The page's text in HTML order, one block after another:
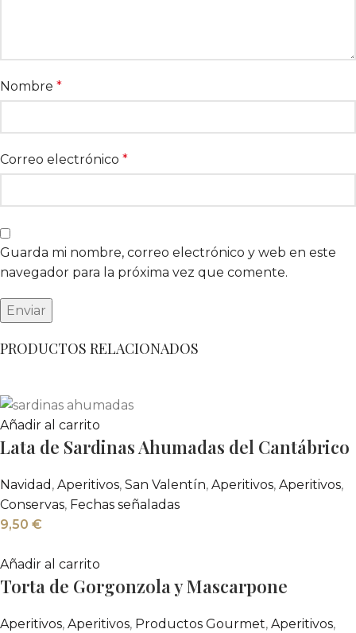
Nombre *
Correo electrónico *
Guarda mi nombre, correo electrónico y web en este
navegador para la próxima vez que comente.
PRODUCTOS RELACIONADOS
Añadir al carrito
Lata de Sardinas Ahumadas del Cantábrico
Navidad , Aperitivos, San Valentín, Aperitivos, Aperitivos,
Conservas, Fechas señaladas
9,50 €
Añadir al carrito
Torta de Gorgonzola y Mascarpone
Aperitivos, Aperitivos, Productos Gourmet, Aperitivos,